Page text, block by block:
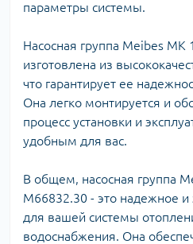
параметры системы.
Насосная группа Meibes
изготовлена из
что гарантирует ее
Она легко монтируется и
процесс установки и
удобным для вас.
В общем, насосная группа
M66832.30 - это надежное
для вашей системы
водоснабжения. Она